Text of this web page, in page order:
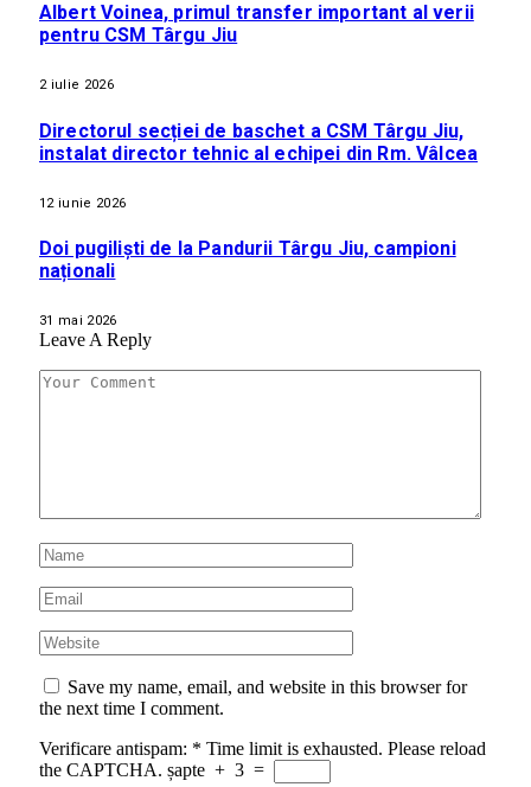
Albert Voinea, primul transfer important al verii
pentru CSM Târgu Jiu
2 iulie 2026
Directorul secției de baschet a CSM Târgu Jiu,
instalat director tehnic al echipei din Rm. Vâlcea
12 iunie 2026
Doi pugiliști de la Pandurii Târgu Jiu, campioni
naționali
31 mai 2026
Leave A Reply
Save my name, email, and website in this browser for
the next time I comment.
Verificare antispam: * Time limit is exhausted. Please reload
the CAPTCHA. șapte + 3 =